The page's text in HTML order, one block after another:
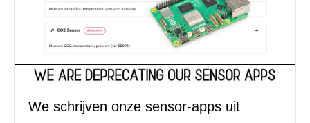
We schrijven onze sensor-apps uit